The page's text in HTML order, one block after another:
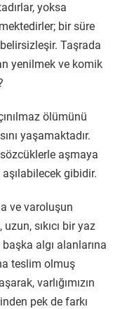
yoksa
bir süre
Taşrada
yenilmek ve komik
ölümünü
yaşamaktadır.
aşmaya
aşılabilecek gibidir.
ve varoluşun
uzun, sıkıcı bir yaz
algı alanlarına
teslim olmuş
varlığımızın
pek de farkı